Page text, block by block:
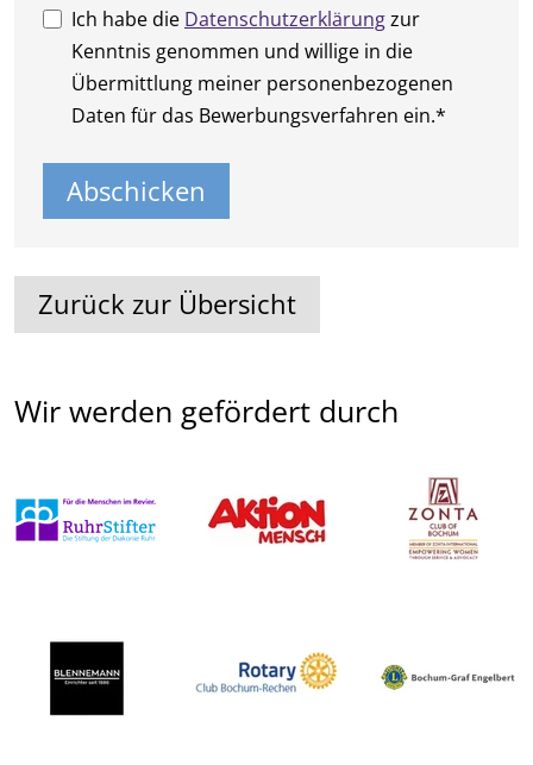
Datenschutz*
Ich habe die Datenschutzerklärungzur
Kenntnis genommen und willige in die
Übermittlung meiner personenbezogenen
Daten für das Bewerbungsverfahren ein.*
Abschicken
Zurück zur Übersicht
Wir werden gefördert durch